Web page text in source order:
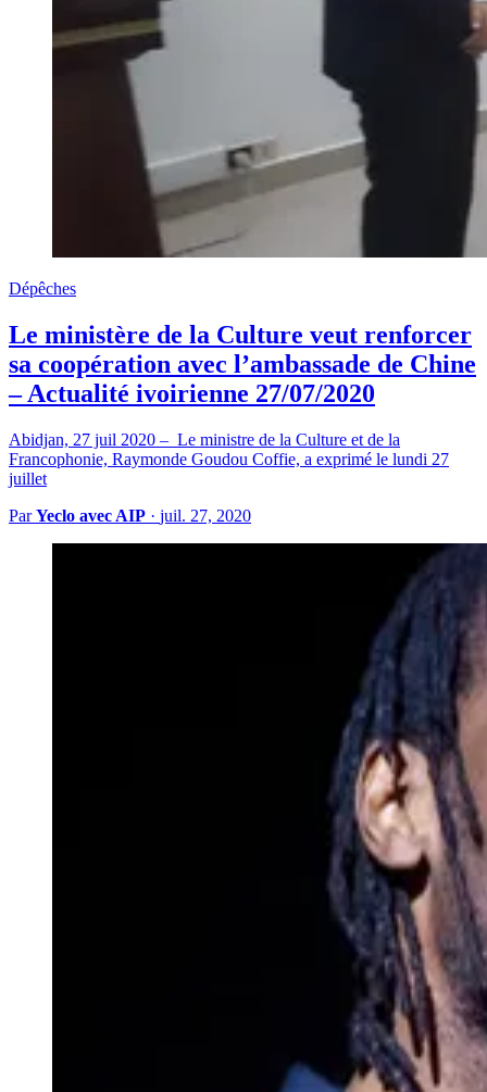
Dépêches
Le ministère de la Culture veut renforcer
sa coopération avec l’ambassade de Chine
– Actualité ivoirienne 27/07/2020
Abidjan, 27 juil 2020 – Le ministre de la Culture et de la
Francophonie, Raymonde Goudou Coffie, a exprimé le lundi 27
juillet
ParYeclo avec AIP · juil. 27, 2020